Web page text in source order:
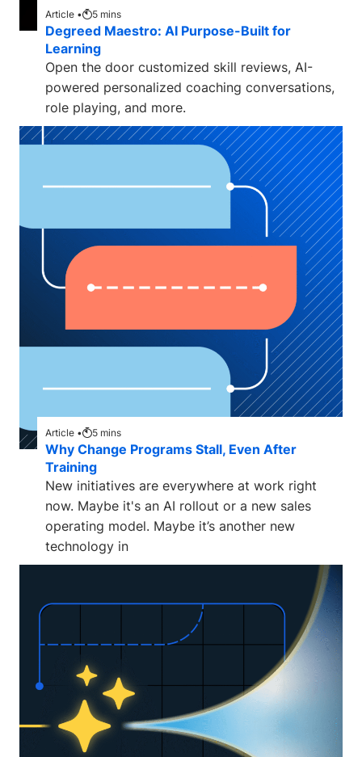
Article • 5 mins
Degreed Maestro: AI Purpose-Built for
Learning
Open the door customized skill reviews, AI-
powered personalized coaching conversations,
role playing, and more.
Article • 5 mins
Why Change Programs Stall, Even After
Training
New initiatives are everywhere at work right
now. Maybe it's an AI rollout or a new sales
operating model. Maybe it’s another new
technology in